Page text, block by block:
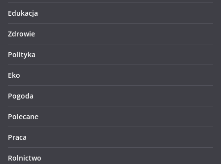
Edukacja
Zdrowie
Polityka
Eko
Pogoda
Polecane
Praca
Rolnictwo